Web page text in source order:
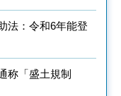
法：令和6年能登
称「盛土規制